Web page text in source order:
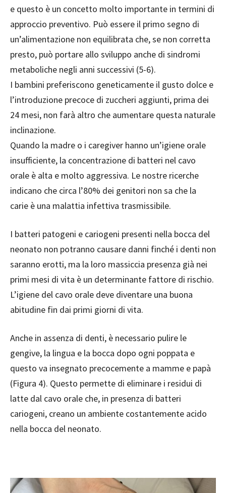
e questo è un concetto molto importante in termini di
approccio preventivo. Può essere il primo segno di
un’alimentazione non equilibrata che, se non corretta
presto, può portare allo sviluppo anche di sindromi
metaboliche negli anni successivi (5-6).
I bambini preferiscono geneticamente il gusto dolce e
l’introduzione precoce di zuccheri aggiunti, prima dei
24 mesi, non farà altro che aumentare questa naturale
inclinazione.
Quando la madre o i caregiver hanno un’igiene orale
insufficiente, la concentrazione di batteri nel cavo
orale è alta e molto aggressiva. Le nostre ricerche
indicano che circa l’80% dei genitori non sa che la
carie è una malattia infettiva trasmissibile.
I batteri patogeni e cariogeni presenti nella bocca del
neonato non potranno causare danni finché i denti non
saranno erotti, ma la loro massiccia presenza già nei
primi mesi di vita è un determinante fattore di rischio.
L’igiene del cavo orale deve diventare una buona
abitudine fin dai primi giorni di vita.
Anche in assenza di denti, è necessario pulire le
gengive, la lingua e la bocca dopo ogni poppata e
questo va insegnato precocemente a mamme e papà
(Figura 4). Questo permette di eliminare i residui di
latte dal cavo orale che, in presenza di batteri
cariogeni, creano un ambiente costantemente acido
nella bocca del neonato.